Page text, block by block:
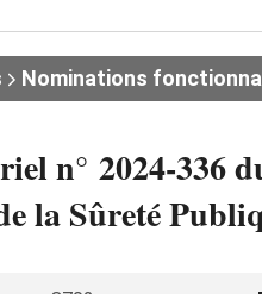
Nominations
n° 2024‑336
la Sûreté